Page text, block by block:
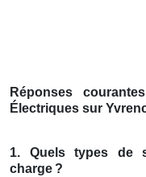
Réponses
Électriques sur
1. Quels types de
charge ?